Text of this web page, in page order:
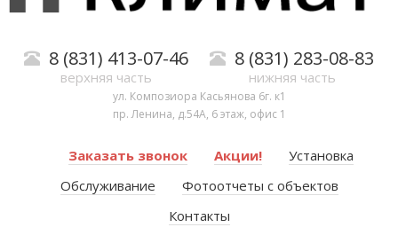
8 (831) 413-07-46
верхняя часть
8 (831) 283-08-83
нижняя часть
ул. Композиора Касьянова 6г. к1
пр. Ленина, д.54А, 6 этаж, офис 1
Заказать звонок Акции!
Установка
Обслуживание
Фотоотчеты с объектов
Контакты